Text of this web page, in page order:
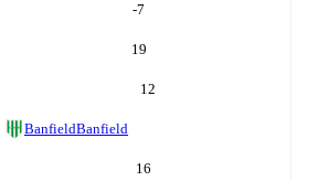
-7
19
12
BanfieldBanfield
16